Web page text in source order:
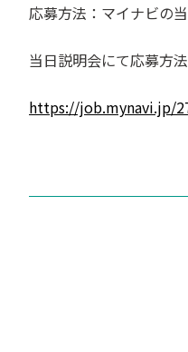
応募方法：マイナビの
当日説明会にて応募方
https://job.mynavi.jp/